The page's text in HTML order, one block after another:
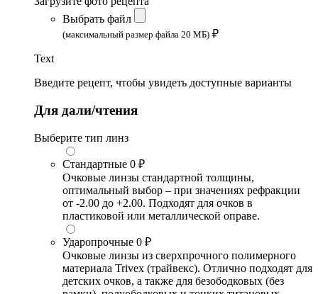
Выбрать файл
(максимальный размер файла 20 МБ) ₽
Text
Введите рецепт, чтобы увидеть доступные варианты
Для дали/чтения
Выберите тип линз
Стандартные 0 ₽
Очковые линзы стандартной толщины,
оптимальный выбор – при значениях рефракции
от -2.00 до +2.00. Подходят для очков в
пластиковой или металлической оправе.
Ударопрочные 0 ₽
Очковые линзы из сверхпрочного полимерного
материала Trivex (трайвекс). Отлично подходят для
детских очков, а также для безободковых (без